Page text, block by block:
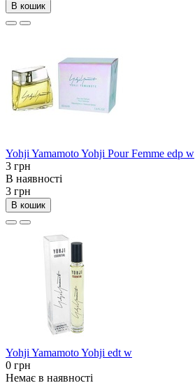
В кошик
Yohji Yamamoto Yohji Pour Femme edp w
3 грн
В наявності
3 грн
В кошик
Yohji Yamamoto Yohji edt w
0 грн
Немає в наявності